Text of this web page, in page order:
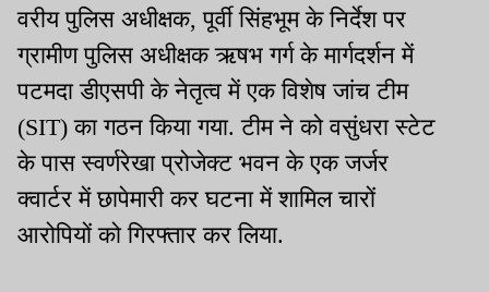
वरीय पुलिस अधीक्षक, पूर्वी सिंहभूम के निर्देश पर
ग्रामीण पुलिस अधीक्षक ऋषभ गर्ग के मार्गदर्शन में
पटमदा डीएसपी के नेतृत्व में एक विशेष जांच टीम
(SIT) का गठन किया गया. टीम ने को वसुंधरा स्टेट
के पास स्वर्णरेखा प्रोजेक्ट भवन के एक जर्जर
क्वार्टर में छापेमारी कर घटना में शामिल चारों
आरोपियों को गिरफ्तार कर लिया.